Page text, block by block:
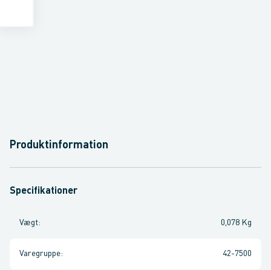
Produktinformation
Specifikationer
Vægt: 0,078 Kg
Varegruppe: 42-7500